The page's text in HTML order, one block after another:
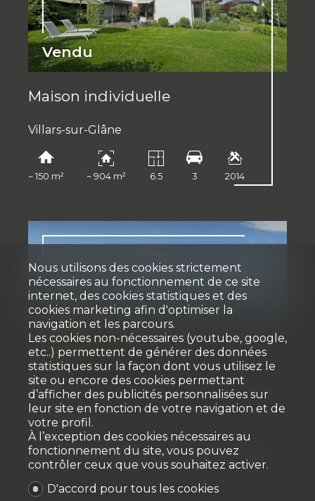
Vendu
Maison individuelle
Villars-sur-Glâne
~ 150 m² ~ 904 m² 6.5 3 2014
Vendu
Attique
Villars-sur-Glâne
5.5 1 4ème étage 2007 4
Nous utilisons des cookies strictement
nécessaires au fonctionnement de ce site
internet, des cookies statistiques et des
cookies marketing afin d'optimiser la
navigation et les parcours.
Les cookies non-nécessaires (youtube, google,
etc..) permettent de générer des données
statistiques sur la façon dont vous utilisez le
site ou encore des cookies permettant
d’afficher des publicités personnalisées sur
leur site en fonction de votre navigation et de
votre profil.
À l’exception des cookies nécessaires au
fonctionnement du site, vous pouvez
contrôler ceux que vous souhaitez activer.
D'accord pour tous les cookies